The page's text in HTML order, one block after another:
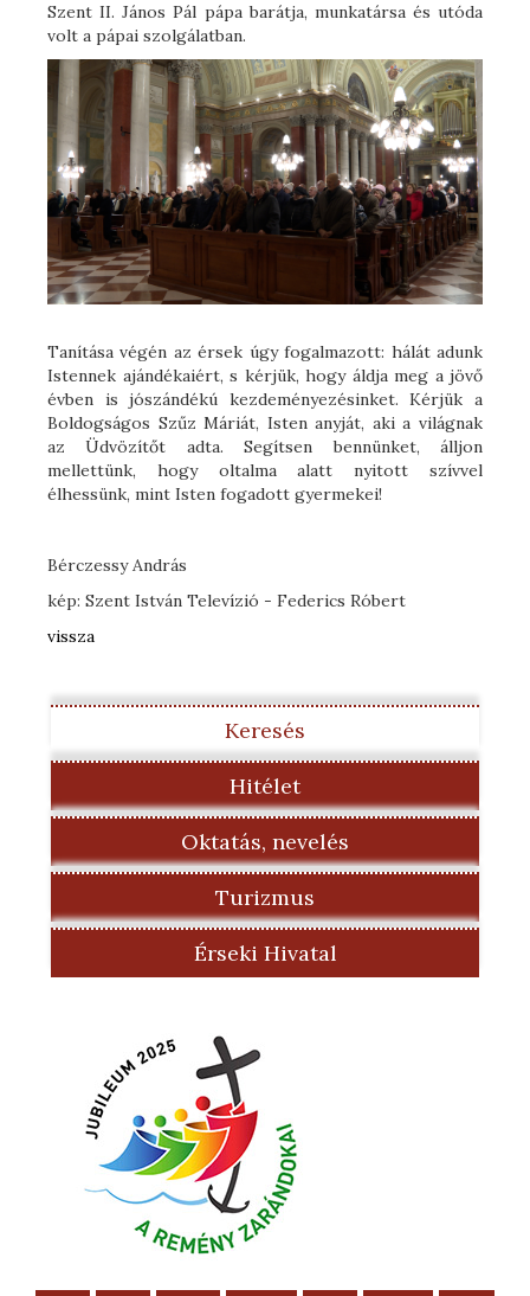
Szent II. János Pál pápa barátja, munkatársa és utóda
volt a pápai szolgálatban.
Tanítása végén az érsek úgy fogalmazott: hálát adunk
Istennek ajándékaiért, s kérjük, hogy áldja meg a jövő
évben is jószándékú kezdeményezésinket. Kérjük a
Boldogságos Szűz Máriát, Isten anyját, aki a világnak
az Üdvözítőt adta. Segítsen bennünket, álljon
mellettünk, hogy oltalma alatt nyitott szívvel
élhessünk, mint Isten fogadott gyermekei!
Bérczessy András
kép: Szent István Televízió - Federics Róbert
vissza
Keresés
Hitélet
Oktatás, nevelés
Turizmus
Érseki Hivatal